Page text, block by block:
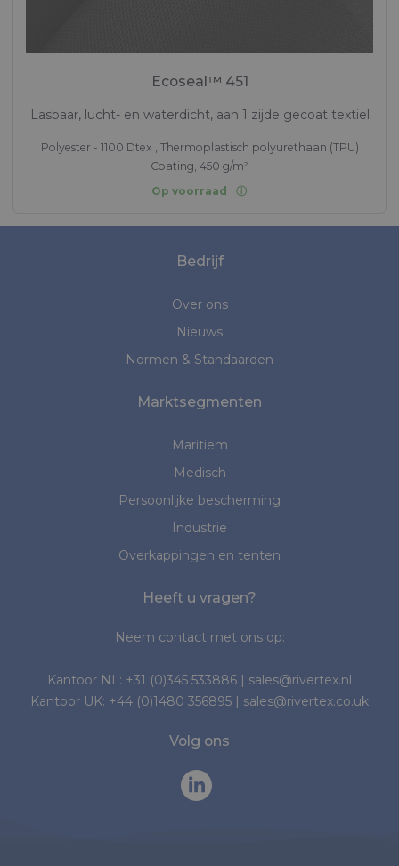
Ecoseal™ 451
Lasbaar, lucht- en waterdicht, aan 1 zijde gecoat textiel
Polyester - 1100 Dtex , Thermoplastisch polyurethaan (TPU)
Coating, 450 g/m²
Op voorraad
Bedrijf
Over ons
Nieuws
Normen & Standaarden
Marktsegmenten
Maritiem
Medisch
Persoonlijke bescherming
Industrie
Overkappingen en tenten
Heeft u vragen?
Neem contact met ons op:
Kantoor NL: +31 (0)345 533886 | sales@rivertex.nl
Kantoor UK: +44 (0)1480 356895 | sales@rivertex.co.uk
Volg ons